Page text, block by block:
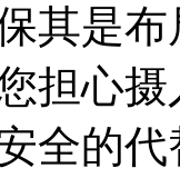
其是
担心
全的